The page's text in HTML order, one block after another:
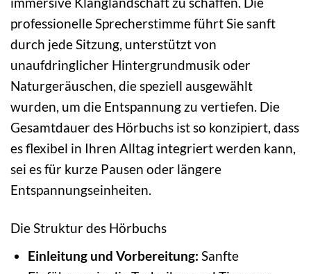
professionelle Sprecherstimme führt Sie sanft
durch jede Sitzung, unterstützt von
unaufdringlicher Hintergrundmusik oder
Naturgeräuschen, die speziell ausgewählt
wurden, um die Entspannung zu vertiefen. Die
Gesamtdauer des Hörbuchs ist so konzipiert, dass
es flexibel in Ihren Alltag integriert werden kann,
sei es für kurze Pausen oder längere
Entspannungseinheiten.
Die Struktur des Hörbuchs
Einleitung und Vorbereitung: Sanfte